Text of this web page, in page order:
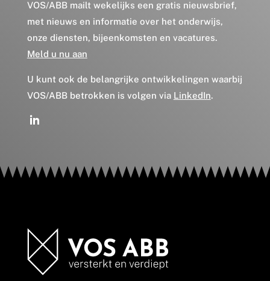
VOS/ABB mailt wekelijks een gratis nieuwsbrief,
met nieuws en informatie over het onderwijs,
onze diensten, bijeenkomsten en vacatures.
Meld u nu aan
U kunt ook de belangrijke ontwikkelingen waarbij
VOS/ABB betrokken is volgen via LinkedIn.